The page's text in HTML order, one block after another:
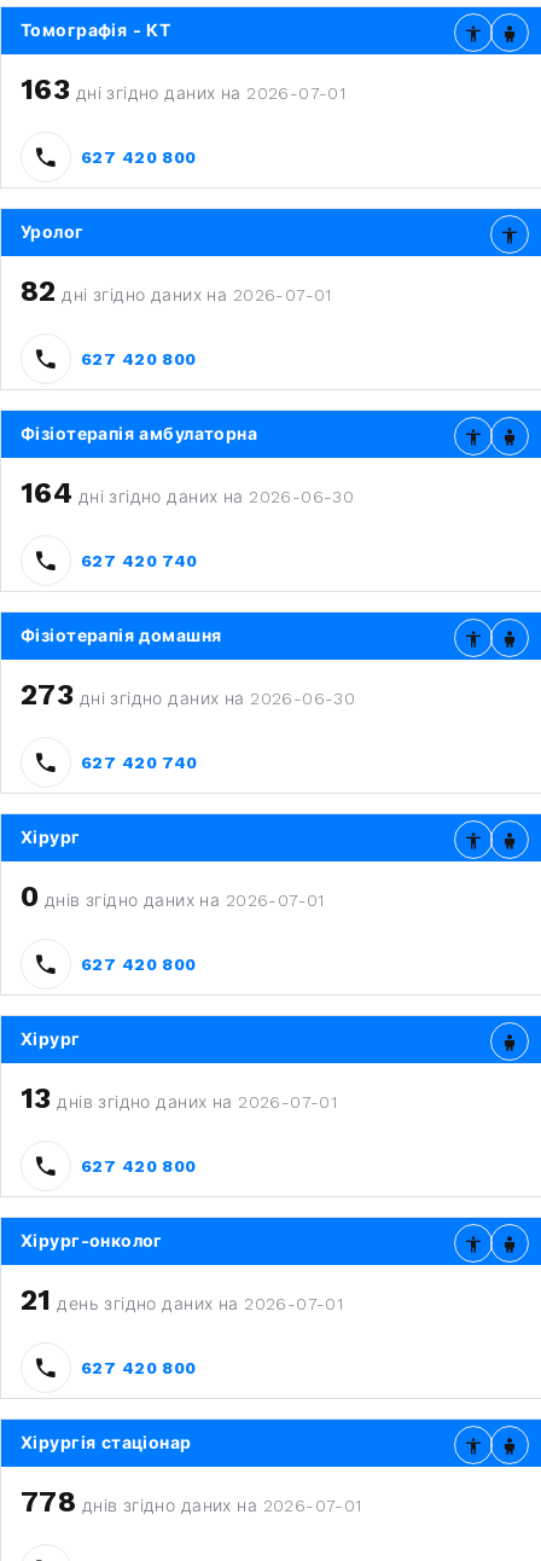
Томографія - КТ
163 дні згідно даних на 2026-07-01
627 420 800
Уролог
82 дні згідно даних на 2026-07-01
627 420 800
Фізіотерапія амбулаторна
164 дні згідно даних на 2026-06-30
627 420 740
Фізіотерапія домашня
273 дні згідно даних на 2026-06-30
627 420 740
Хірург
0 днів згідно даних на 2026-07-01
627 420 800
Хірург
13 днів згідно даних на 2026-07-01
627 420 800
Хірург-онколог
21 день згідно даних на 2026-07-01
627 420 800
Хірургія стаціонар
778 днів згідно даних на 2026-07-01